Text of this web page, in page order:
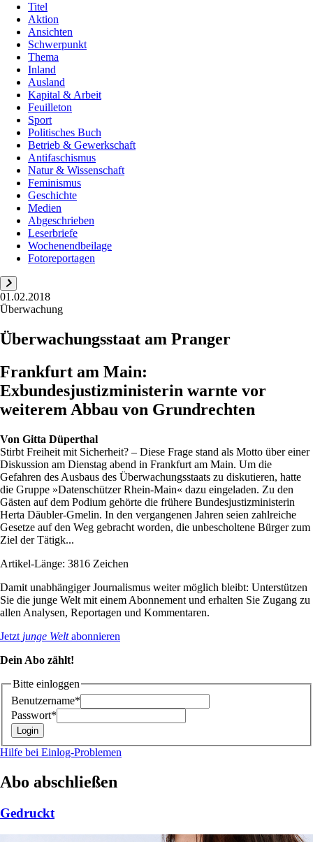
Titel
Aktion
Ansichten
Schwerpunkt
Thema
Inland
Ausland
Kapital & Arbeit
Feuilleton
Sport
Politisches Buch
Betrieb & Gewerkschaft
Antifaschismus
Natur & Wissenschaft
Feminismus
Geschichte
Medien
Abgeschrieben
Leserbriefe
Wochenendbeilage
Fotoreportagen
01.02.2018
Überwachung
Überwachungsstaat am Pranger
Frankfurt am Main:
Exbundesjustizministerin warnte vor
weiterem Abbau von Grundrechten
Von Gitta Düperthal
Stirbt Freiheit mit Sicherheit? – Diese Frage stand als Motto über einer
Diskussion am Dienstag abend in Frankfurt am Main. Um die
Gefahren des Ausbaus des Überwachungsstaats zu diskutieren, hatte
die Gruppe »Datenschützer Rhein-Main« dazu eingeladen. Zu den
Gästen auf dem Podium gehörte die frühere Bundesjustizministerin
Herta Däubler-Gmelin. In den vergangenen Jahren seien zahlreiche
Gesetze auf den Weg gebracht worden, die unbescholtene Bürger zum
Ziel der Tätigk...
Artikel-Länge: 3816 Zeichen
Damit unabhängiger Journalismus weiter möglich bleibt: Unterstützen
Sie die junge Welt mit einem Abonnement und erhalten Sie Zugang zu
allen Analysen, Reportagen und Kommentaren.
Jetzt junge Weltabonnieren
Dein Abo zählt!
Bitte einloggen
Benutzername*
Passwort*
Hilfe bei Einlog-Problemen
Abo abschließen
Gedruckt